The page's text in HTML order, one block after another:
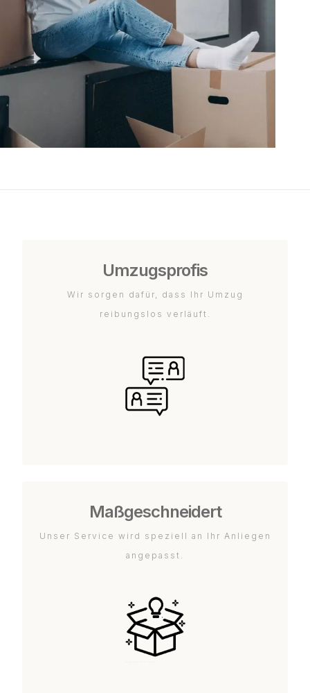
Umzugsprofis
Wir sorgen dafür, dass Ihr Umzug
reibungslos verläuft.
Maßgeschneidert
Unser Service wird speziell an Ihr Anliegen
angepasst.